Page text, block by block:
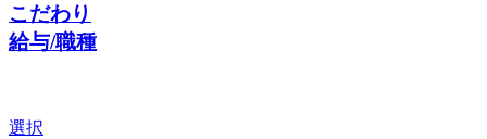
こだわり
給与/職種
選択